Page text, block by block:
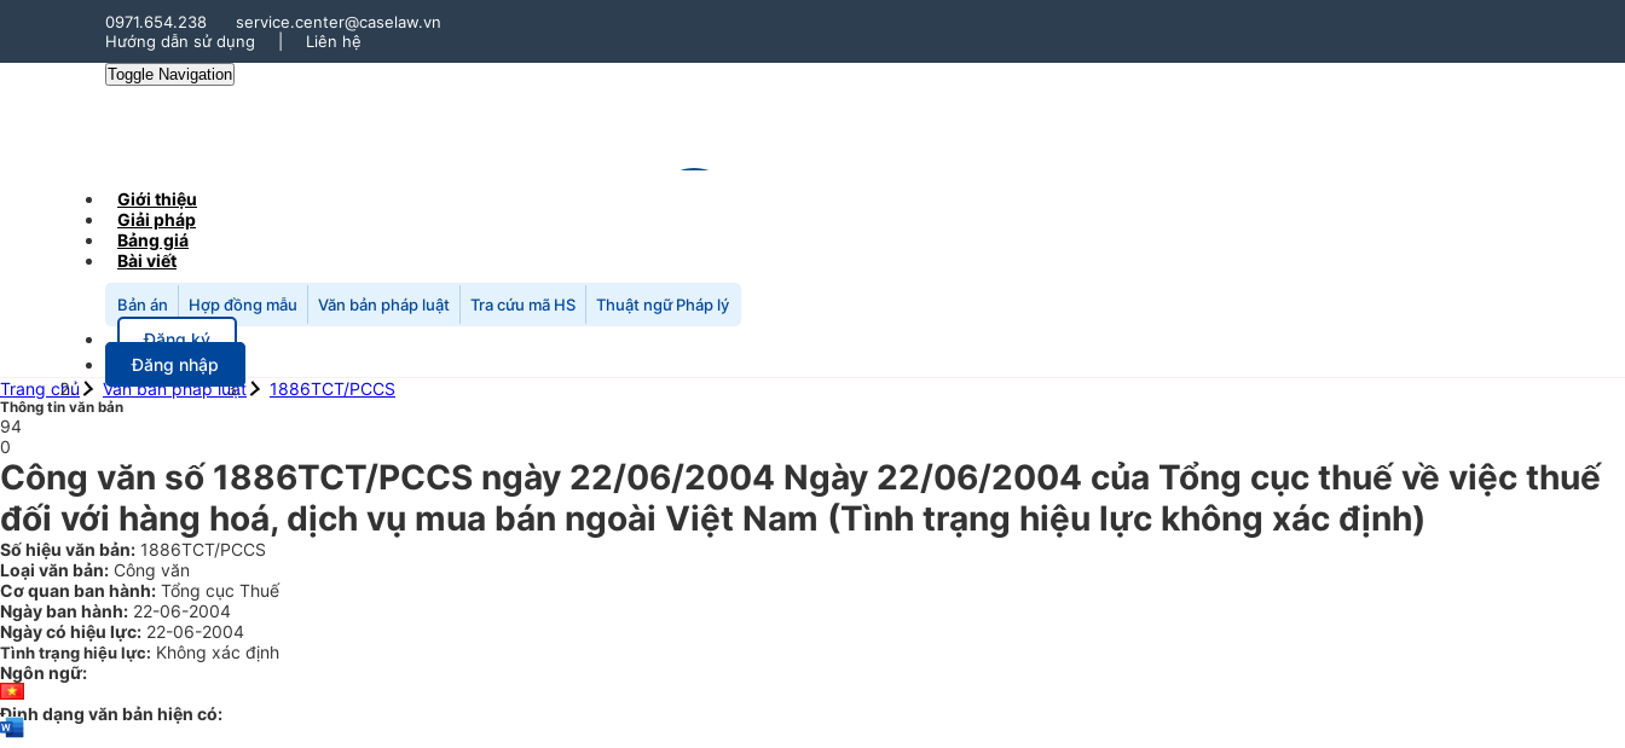
0971.654.238
service.center@caselaw.vn
Hướng dẫn sử dụng
Liên hệ
Toggle Navigation
Giới thiệu
Giải pháp
Bảng giá
Bài viết
Bản án Hợp đồng mẫu Văn bản pháp luật Tra cứu mã HS Thuật ngữ Pháp lý
Đăng ký
Đăng nhập
Trang chủ
Văn bản pháp luật 1886TCT/PCCS
Thông tin văn bản
94
0
Công văn số 1886TCT/PCCS ngày 22/06/2004 Ngày 22/06/2004 của Tổng cục thuế về việc thuế
đối với hàng hoá, dịch vụ mua bán ngoài Việt Nam (Tình trạng hiệu lực không xác định)
Số hiệu văn bản: 1886TCT/PCCS
Loại văn bản: Công văn
Cơ quan ban hành: Tổng cục Thuế
Ngày ban hành: 22-06-2004
Ngày có hiệu lực: 22-06-2004
Tình trạng hiệu lực: Không xác định
Ngôn ngữ:
Định dạng văn bản hiện có: